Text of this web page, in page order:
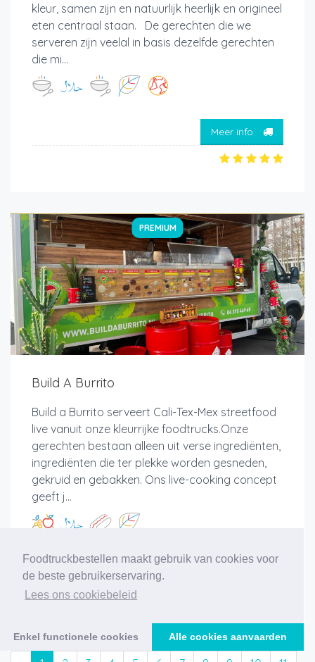
Foodtruckbestellen maakt gebruik van cookies voor
de beste gebruikerservaring.
Lees ons cookiebeleid
Enkel functionele cookies Alle cookies aanvaarden
kleur, samen zijn en natuurlijk heerlijk en origineel
eten centraal staan. De gerechten die we
serveren zijn veelal in basis dezelfde gerechten
die mi...
Meer info
PREMIUM
Build A Burrito
Build a Burrito serveert Cali-Tex-Mex streetfood
live vanuit onze kleurrijke foodtrucks.Onze
gerechten bestaan alleen uit verse ingrediënten,
ingrediënten die ter plekke worden gesneden,
gekruid en gebakken. Ons live-cooking concept
geeft j...